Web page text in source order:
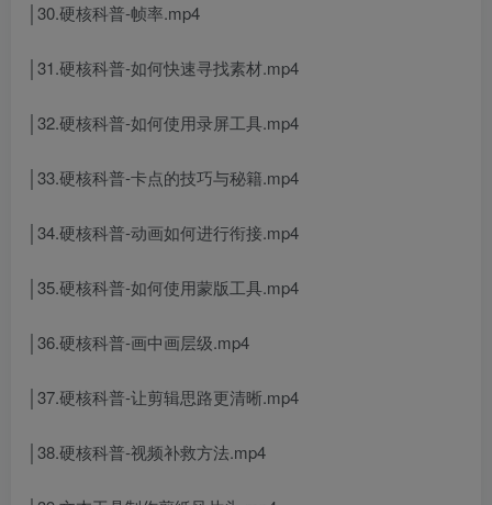
│30.硬核科普-帧率.mp4
│31.硬核科普-如何快速寻找素材.mp4
│32.硬核科普-如何使用录屏工具.mp4
│33.硬核科普-卡点的技巧与秘籍.mp4
│34.硬核科普-动画如何进行衔接.mp4
│35.硬核科普-如何使用蒙版工具.mp4
│36.硬核科普-画中画层级.mp4
│37.硬核科普-让剪辑思路更清晰.mp4
│38.硬核科普-视频补救方法.mp4